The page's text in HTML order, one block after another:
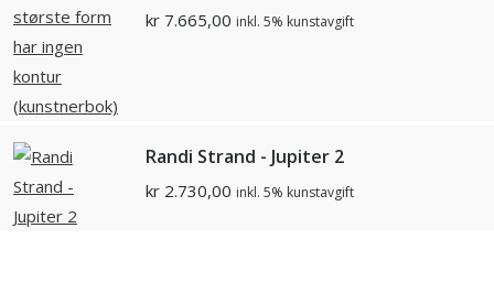
kr 7.665,00 inkl. 5% kunstavgift
Randi Strand - Jupiter 2
kr 2.730,00 inkl. 5% kunstavgift